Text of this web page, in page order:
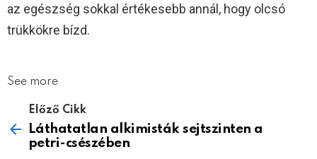
az egészség sokkal értékesebb annál, hogy olcsó
trükkökre bízd.
See more
Előző Cikk
Láthatatlan alkimisták sejtszinten a
petri-csészében